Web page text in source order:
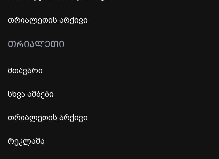
თრიალეთის არქივი
ᲗᲠᲘᲐᲚᲔᲗᲘ
მთავარი
სხვა ამბები
თრიალეთის არქივი
რეკლამა